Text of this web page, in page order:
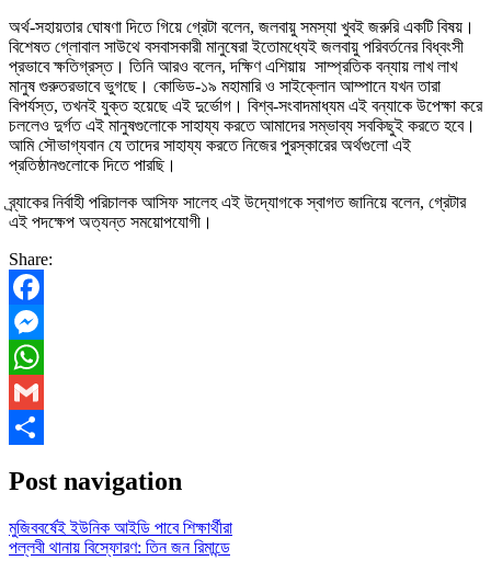
অর্থ-সহায়তার ঘোষণা দিতে গিয়ে গ্রেটা বলেন, জলবায়ু সমস্যা খুবই জরুরি একটি বিষয়।
বিশেষত গ্লোবাল সাউথে বসবাসকারী মানুষেরা ইতোমধ্যেই জলবায়ু পরিবর্তনের বিধ্বংসী
প্রভাবে ক্ষতিগ্রস্ত। তিনি আরও বলেন, দক্ষিণ এশিয়ায় সাম্প্রতিক বন্যায় লাখ লাখ
মানুষ গুরুতরভাবে ভুগছে। কোভিড-১৯ মহামারি ও সাইক্লোন আম্পানে যখন তারা
বিপর্যস্ত, তখনই যুক্ত হয়েছে এই দুর্ভোগ। বিশ্ব-সংবাদমাধ্যম এই বন্যাকে উপেক্ষা করে
চললেও দুর্গত এই মানুষগুলোকে সাহায্য করতে আমাদের সম্ভাব্য সবকিছুই করতে হবে।
আমি সৌভাগ্যবান যে তাদের সাহায্য করতে নিজের পুরস্কারের অর্থগুলো এই
প্রতিষ্ঠানগুলোকে দিতে পারছি।
ব্র্যাকের নির্বাহী পরিচালক আসিফ সালেহ এই উদ্যোগকে স্বাগত জানিয়ে বলেন, গ্রেটার
এই পদক্ষেপ অত্যন্ত সময়োপযোগী।
Share:
Facebook
Messenger
WhatsApp
Gmail
Post navigation
মুজিববর্ষেই ইউনিক আইডি পাবে শিক্ষার্থীরা
পল্লবী থানায় বিস্ফোরণ: তিন জন রিমান্ডে